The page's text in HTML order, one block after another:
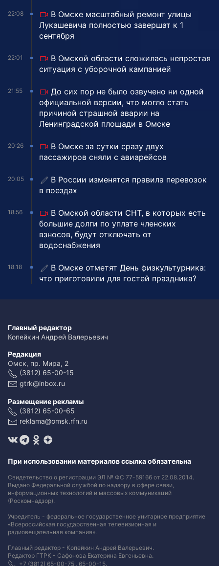
22:08
В Омске масштабный ремонт улицы
Лукашевича полностью завершат к 1
сентября
22:01
В Омской области сложилась непростая
ситуация с уборочной кампанией
21:55
До сих пор не было озвучено ни одной
официальной версии, что могло стать
причиной страшной аварии на
Ленинградской площади в Омске
20:26
В Омске за сутки сразу двух
пассажиров сняли с авиарейсов
20:05
В России изменятся правила перевозок
в поездах
18:56
В Омской области СНТ, в которых есть
большие долги по уплате членских
взносов, будут отключать от
водоснабжения
18:18
В Омске отметят День физкультурника:
что приготовили для гостей праздника?
Главный редактор
Копейкин Андрей Валерьевич
Редакция
Омск, пр. Мира, 2
(3812) 65-00-15
gtrk@inbox.ru
Размещение рекламы
(3812) 65-00-65
reklama@omsk.rfn.ru
При использовании материалов ссылка обязательна
Свидетельство о регистрации ЭЛ № ФС 77-59166 от 22.08.2014.
Выдано Федеральной службой по надзору в сфере связи,
информационных технологий и массовых коммуникаций
(Роскомнадзор).
Учредитель - федеральное государственное унитарное предприятие
«Всероссийская государственная телевизионная и
радиовещательная компания».
Главный редактор - Копейкин Андрей Валерьевич.
Редактор ГТРК - Сафонова Екатерина Евгеньевна.
+7 (3812) 65-00-75 , 65-00-15.